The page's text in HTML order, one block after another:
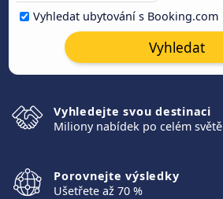
Vyhledat ubytování s Booking.com
Vyhledat
Vyhledejte svou destinaci
Miliony nabídek po celém světě
Porovnejte výsledky
Ušetřete až 70 %